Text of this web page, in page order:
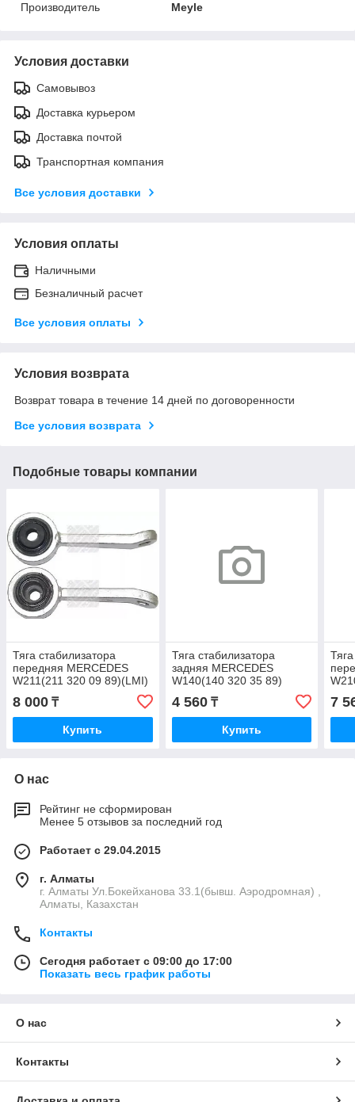
Производитель
Meyle
Условия доставки
Самовывоз
Доставка курьером
Доставка почтой
Транспортная компания
Все условия доставки
Условия оплаты
Наличными
Безналичный расчет
Все условия оплаты
Условия возврата
Возврат товара в течение 14 дней по договоренности
Все условия возврата
Подобные товары компании
Тяга стабилизатора
передняя MERCEDES
W211(211 320 09 89)(LMI)
8 000 ₸
Купить
Тяга стабилизатора
задняя MERCEDES
W140(140 320 35 89)
4 560₸
Купить
7
О нас
Рейтинг не сформирован
Менее 5 отзывов за последний год
Работает с 29.04.2015
г. Алматы
г. Алматы Ул.Бокейханова 33.1(бывш. Аэродромная) ,
Алматы, Казахстан
Контакты
Сегодня работает с 09:00 до 17:00
Показать весь график работы
О нас
Контакты